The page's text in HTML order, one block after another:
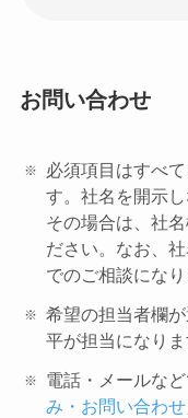
お問い合わせ
必須項目はすべ
す。社名を開示
その場合は、社
ださい。なお、
でのご相談になり
希望の担当者欄
平が担当になりま
電話・メールな
み・お問い合わせ